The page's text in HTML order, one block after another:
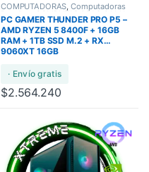
COMPUTADORAS ,Computadoras
COMPUTADORAS GAMA
ULTRA
PC GAMER THUNDER PRO P5 –
AMD RYZEN 5 8400F + 16GB
RAM + 1TB SSD M.2 + RX
9060XT 16GB
· Envío gratis
$2.564.240